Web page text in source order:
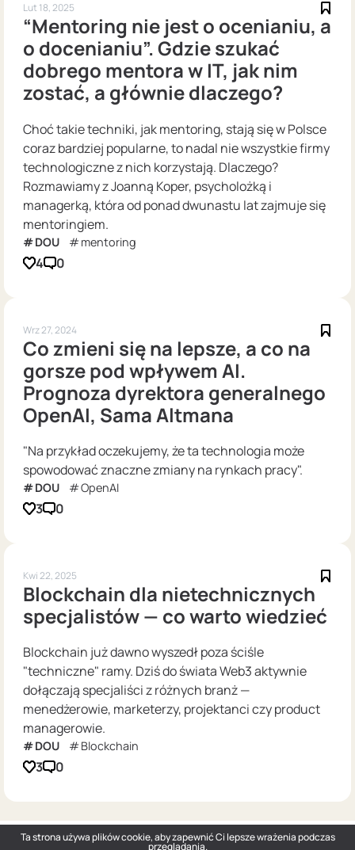
Lut 18, 2025
“Mentoring nie jest o ocenianiu, a
o docenianiu”. Gdzie szukać
dobrego mentora w IT, jak nim
zostać, a głównie dlaczego?
Choć takie techniki, jak mentoring, stają się w Polsce
coraz bardziej popularne, to nadal nie wszystkie firmy
technologiczne z nich korzystają. Dlaczego?
Rozmawiamy z Joanną Koper, psycholożką i
managerką, która od ponad dwunastu lat zajmuje się
mentoringiem.
DOU mentoring
4 0
Wrz 27, 2024
Co zmieni się na lepsze, a co na
gorsze pod wpływem AI.
Prognoza dyrektora generalnego
OpenAI, Sama Altmana
"Na przykład oczekujemy, że ta technologia może
spowodować znaczne zmiany na rynkach pracy".
DOU OpenAI
3 0
Kwi 22, 2025
Blockchain dla nietechnicznych
specjalistów — co warto wiedzieć
Blockchain już dawno wyszedł poza ściśle
"techniczne" ramy. Dziś do świata Web3 aktywnie
dołączają specjaliści z różnych branż —
menedżerowie, marketerzy, projektanci czy product
managerowie.
DOU Blockchain
3 0
Ta strona używa plików cookie, aby zapewnić Ci lepsze wrażenia podczas
przeglądania.